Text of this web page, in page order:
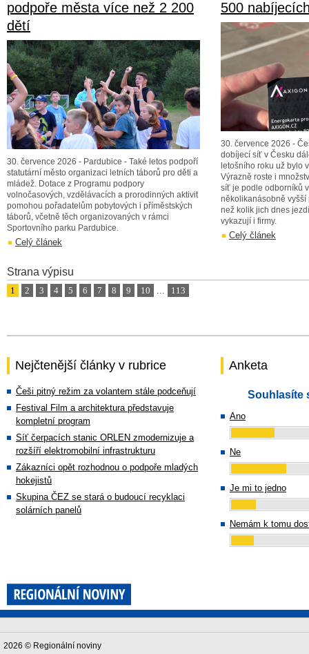
podpoře města více než 2 200
dětí
30. července 2026 - Pardubice - Také letos podpoří
statutární město organizaci letních táborů pro děti a
mládež. Dotace z Programu podpory
volnočasových, vzdělávacích a prorodinných aktivit
pomohou pořadatelům pobytových i příměstských
táborů, včetně těch organizovaných v rámci
Sportovního parku Pardubice.
Celý článek
500
30. července 2026 -
dobíjecí síť v Česku
letošního roku už bylo
Výrazně roste i
síť je podle odborníků
několikanásobně vyšší
než kolik jich dnes
vykazují i firmy.
Celý článek
Strana výpisu
1 2 3 4 5 6 7 8 9 10 ... 113
Nejčtenější články v rubrice
Češi pitný režim za volantem stále podceňují
Festival Film a architektura představuje
kompletní program
Síť čerpacích stanic ORLEN zmodernizuje a
rozšíří elektromobilní infrastrukturu
Zákazníci opět rozhodnou o podpoře mladých
hokejistů
Skupina ČEZ se stará o budoucí recyklaci
solárních panelů
Anketa
Souhlasíte
Ano
Ne
Je mi to jedno
Nemám k tomu
2026 © Regionální noviny